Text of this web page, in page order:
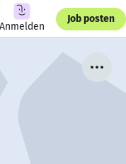
Anmelden
Job posten